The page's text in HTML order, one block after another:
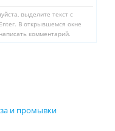
выделите текст с
В открывшемся окне
комментарий.